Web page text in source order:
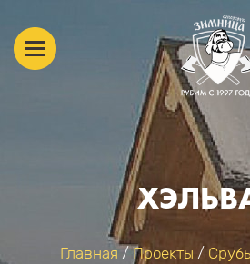
Главная / Проекты /